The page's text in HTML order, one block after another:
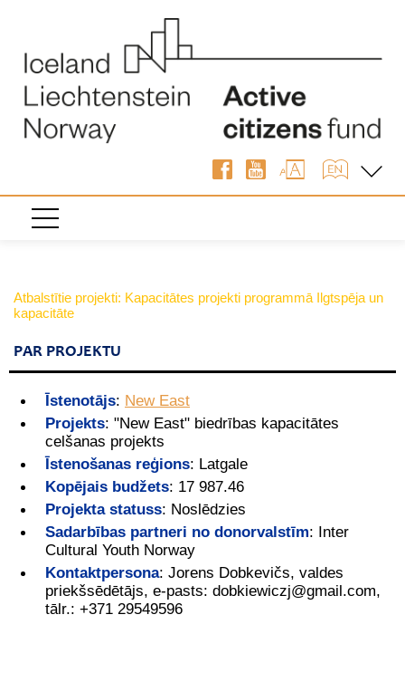
Atbalstītie projekti: Kapacitātes projekti programmā Ilgtspēja un
kapacitāte
PAR PROJEKTU
Īstenotājs: New East
Projekts: "New East" biedrības kapacitātes
celšanas projekts
Īstenošanas reģions: Latgale
Kopējais budžets: 17 987.46
Projekta statuss: Noslēdzies
Sadarbības partneri no donorvalstīm: Inter
Cultural Youth Norway
Kontaktpersona: Jorens Dobkevičs, valdes
priekšsēdētājs, e-pasts: dobkiewiczj@gmail.com,
tālr.: +371 29549596